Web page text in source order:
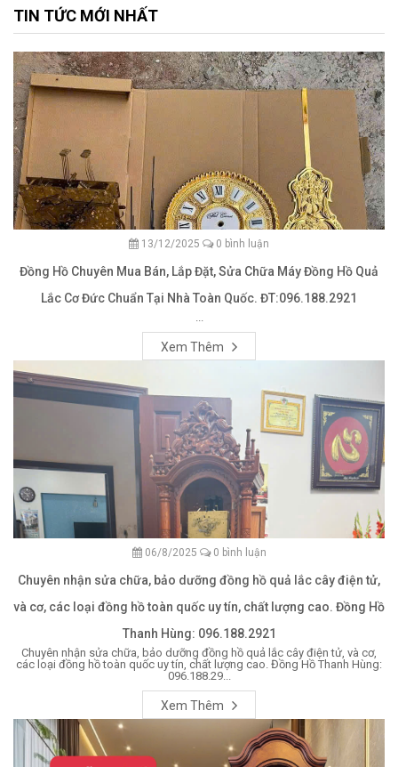
TIN TỨC MỚI NHẤT
13/12/2025 0 bình luận
Đồng Hồ Chuyên Mua Bán, Lắp Đặt, Sửa Chữa Máy Đồng Hồ Quả
Lắc Cơ Đức Chuẩn Tại Nhà Toàn Quốc. ĐT:096.188.2921
...
Xem Thêm
06/8/2025 0 bình luận
Chuyên nhận sửa chữa, bảo dưỡng đồng hồ quả lắc cây điện tử,
và cơ, các loại đồng hồ toàn quốc uy tín, chất lượng cao. Đồng Hồ
Thanh Hùng: 096.188.2921
Chuyên nhận sửa chữa, bảo dưỡng đồng hồ quả lắc cây điện tử, và cơ,
các loại đồng hồ toàn quốc uy tín, chất lượng cao. Đồng Hồ Thanh Hùng:
096.188.29...
Xem Thêm